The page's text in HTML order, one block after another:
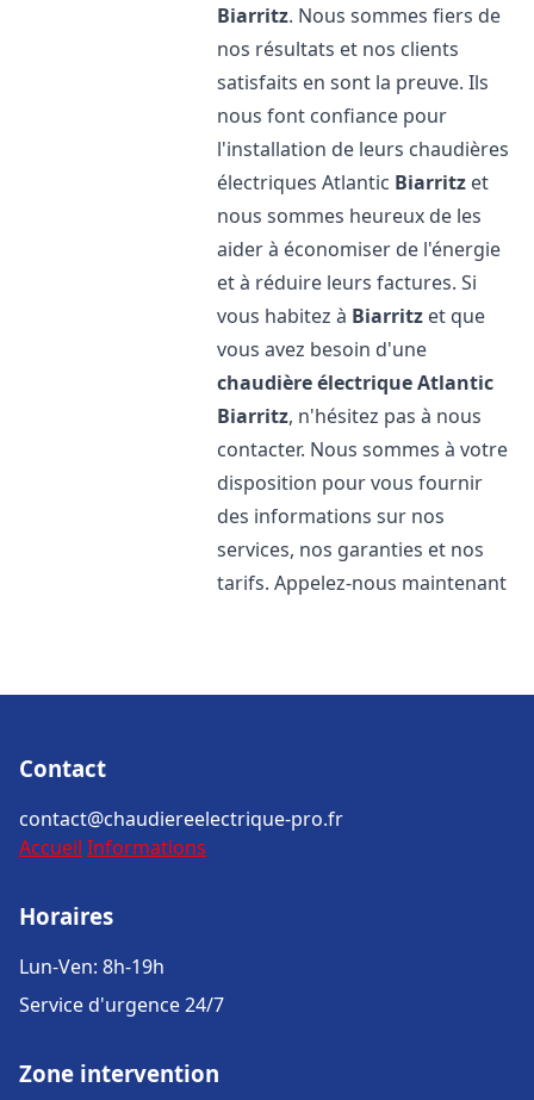
Biarritz. Nous sommes fiers de
nos résultats et nos clients
satisfaits en sont la preuve. Ils
nous font confiance pour
l'installation de leurs chaudières
électriques Atlantic Biarritz et
nous sommes heureux de les
aider à économiser de l'énergie
et à réduire leurs factures. Si
vous habitez à Biarritz et que
vous avez besoin d'une
chaudière électrique Atlantic
Biarritz, n'hésitez pas à nous
contacter. Nous sommes à votre
disposition pour vous fournir
des informations sur nos
services, nos garanties et nos
tarifs. Appelez-nous maintenant
Contact
contact@chaudiereelectrique-pro.fr
Accueil Informations
Horaires
Lun-Ven: 8h-19h
Service d'urgence 24/7
Zone intervention